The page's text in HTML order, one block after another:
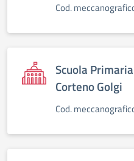
Cod.
Scuola
Corteno Golgi
Cod.